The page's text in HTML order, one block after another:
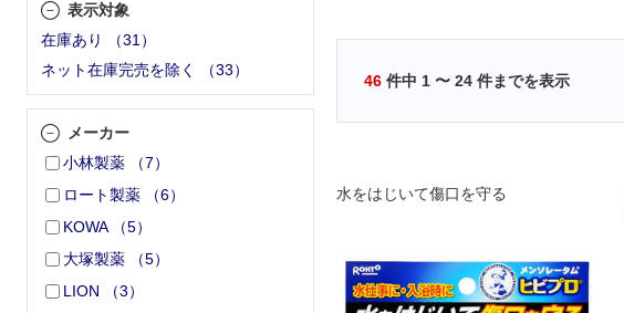
表示対象
在庫あり
（31 ）
ネット在庫完売を除く
（33）
メーカー
小林製薬
（7）
ロート製薬
（6）
KOWA
（5）
大塚製薬
（5）
LION
（3）
46 件中 1 〜 24 件までを表示
水をはじいて傷口を守る